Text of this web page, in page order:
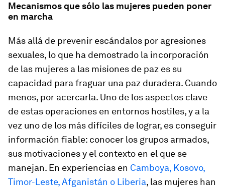
Mecanismos que sólo las mujeres pueden poner
en marcha
Más allá de prevenir escándalos por agresiones
sexuales, lo que ha demostrado la incorporación
de las mujeres a las misiones de paz es su
capacidad para fraguar una paz duradera. Cuando
menos, por acercarla. Uno de los aspectos clave
de estas operaciones en entornos hostiles, y a la
vez uno de los más difíciles de lograr, es conseguir
información fiable: conocer los grupos armados,
sus motivaciones y el contexto en el que se
manejan. En experiencias en Camboya, Kosovo,
Timor-Leste, Afganistán o Liberia, las mujeres han